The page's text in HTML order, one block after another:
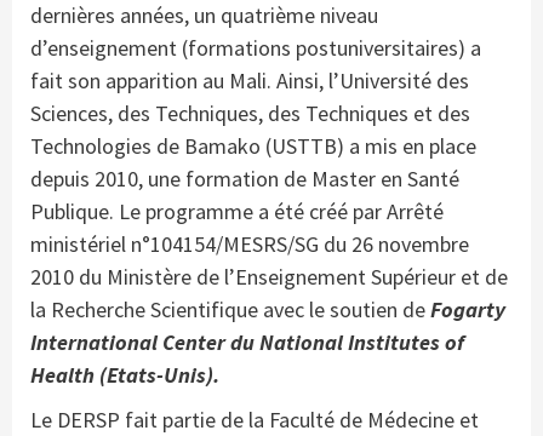
dernières années, un quatrième niveau
d’enseignement (formations postuniversitaires) a
fait son apparition au Mali. Ainsi, l’Université des
Sciences, des Techniques, des Techniques et des
Technologies de Bamako (USTTB) a mis en place
depuis 2010, une formation de Master en Santé
Publique. Le programme a été créé par Arrêté
ministériel n°104154/MESRS/SG du 26 novembre
2010 du Ministère de l’Enseignement Supérieur et de
la Recherche Scientifique avec le soutien deFogarty
International Center du National Institutes of
Health (Etats-Unis).
Le DERSP fait partie de la Faculté de Médecine et